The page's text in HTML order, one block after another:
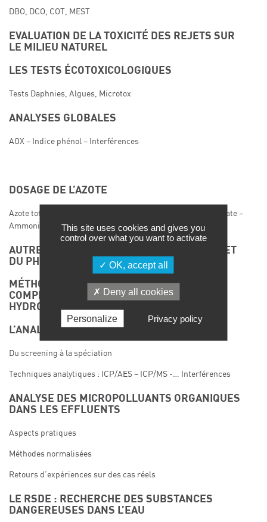
DBO, DCO, COT, MEST
EVALUATION DE LA TOXICITÉ DES REJETS SUR
LE MILIEU NATUREL
LES TESTS ÉCOTOXICOLOGIQUES
Tests Daphnies, Algues, Microtox
ANALYSES GLOBALES
AOX – Indice phénol – Interférences
DOSAGE DE L’AZOTE
Azote total – Analyse des espèces : Cyanures – Nitrite – Nitrate –
Ammonium
AUTRES MÉTHODES D’ANALYSE DE L’AZOTE ET
DU PHOSPHORE
MÉTHODES NORMALISÉES ET
COMPLÉMENTAIRES D’ANALYSES DES
HYDROCARBURES
L’ANALYSE DES MÉTAUX DANS LES REJETS
Du screening à la spéciation
Techniques analytiques : ICP/AES – ICP/MS -… Interférences
ANALYSE DES MICROPOLLUANTS ORGANIQUES
DANS LES EFFLUENTS
Aspects pratiques
Méthodes normalisées
Retours d’expériences sur des cas réels
LE RSDE : RECHERCHE DES SUBSTANCES
DANGEREUSES DANS L’EAU
This site uses cookies and gives you
control over what you want to activate
OK, accept all
Deny all cookies
Personalize Privacy policy